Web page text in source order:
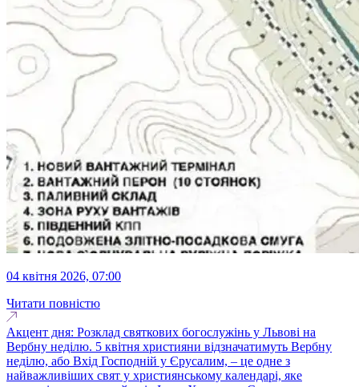
04 квітня 2026, 07:00
Читати повністю
Акцент дня: Розклад святкових богослужінь у Львові на
Вербну неділю. 5 квітня християни відзначатимуть Вербну
неділю, або Вхід Господній у Єрусалим, – це одне з
найважливіших свят у християнському календарі, яке